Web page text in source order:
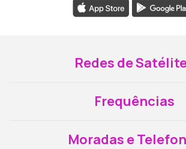
Redes de
Frequências
Moradas e